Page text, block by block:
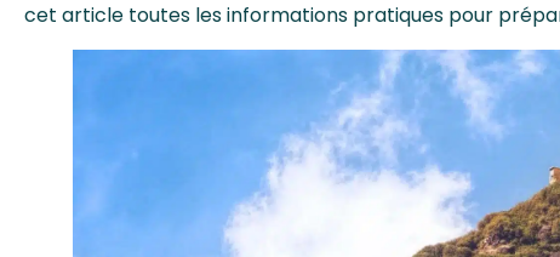
cet article toutes les informations pratiques pour